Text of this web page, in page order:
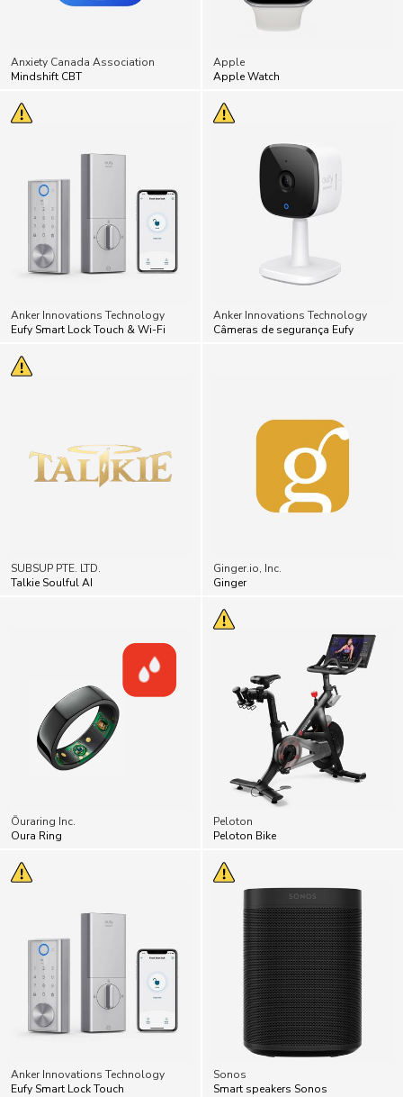
Anxiety Canada Association
Mindshift CBT
Apple
Apple Watch
Anker Innovations Technology
Eufy Smart Lock Touch & Wi-Fi
Anker Innovations Technology
Câmeras de segurança Eufy
SUBSUP PTE. LTD.
Talkie Soulful AI
Ginger.io, Inc.
Ginger
Ōuraring Inc.
Oura Ring
Peloton
Peloton Bike
Anker Innovations Technology
Eufy Smart Lock Touch
Sonos
Smart speakers Sonos